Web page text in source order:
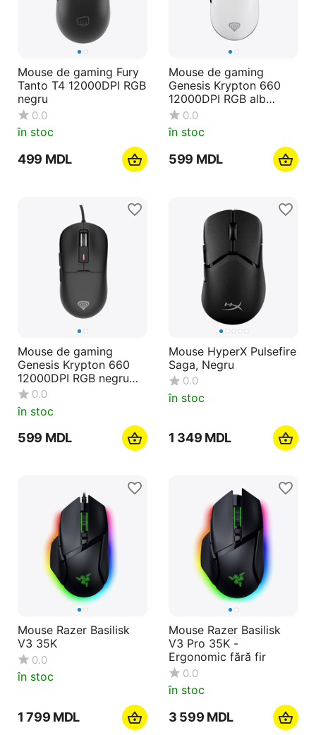
Mouse de gaming Fury
Tanto T4 12000DPI RGB
negru
0.0
în stoc
‍499‍ MDL
Mouse de gaming
Genesis Krypton 660
12000DPI RGB alb
Software
0.0
în stoc
‍599‍ MDL
Mouse de gaming
Genesis Krypton 660
12000DPI RGB negru
Software
0.0
în stoc
‍599‍ MDL
Mouse HyperX Pulsefire
Saga, Negru
0.0
în stoc
1 349 MDL
Mouse Razer Basilisk
V3 35K
0.0
în stoc
1 799 MDL
Mouse Razer Basilisk
V3 Pro 35K -
Ergonomic fără fir
0.0
în stoc
3 599 MDL